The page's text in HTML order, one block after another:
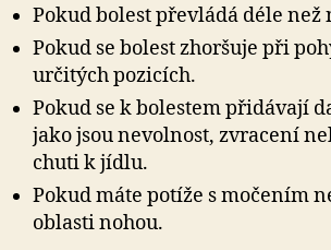
Pokud bolest převládá déle
Pokud se bolest zhoršuje při
určitých pozicích.
Pokud se k bolestem přidávají
jako jsou nevolnost, zvracení
chuti k jídlu.
Pokud máte potíže s močením
oblasti nohou.